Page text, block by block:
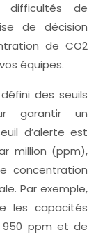
difficultés de
de décision
de CO2
équipes.
des seuils
garantir un
d’alerte est
million (ppm),
concentration
Par exemple,
les capacités
950 ppm et de